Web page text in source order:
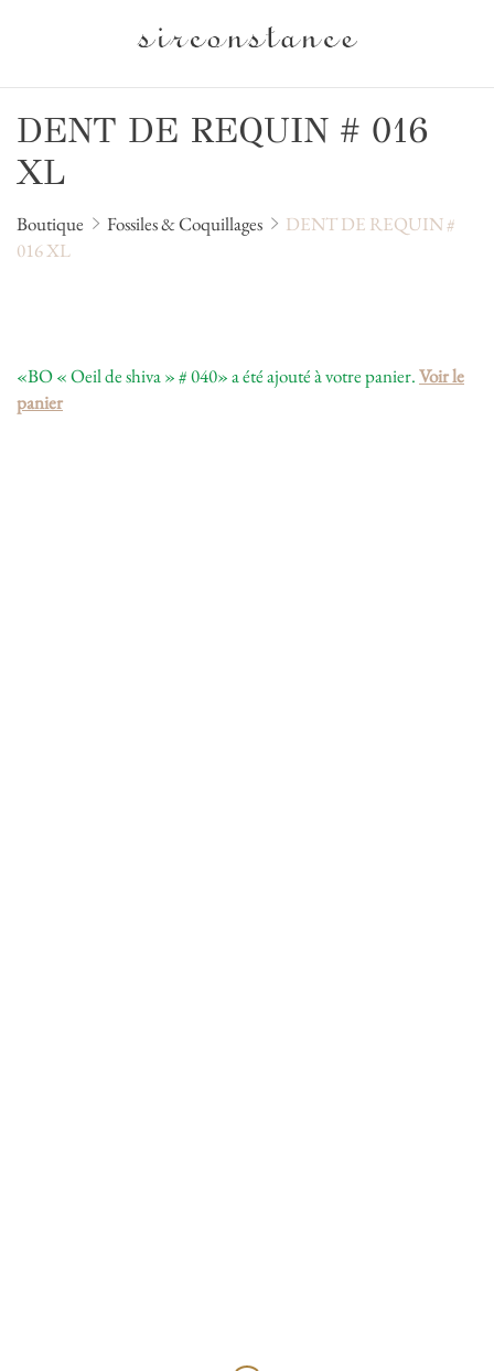
DENT DE REQUIN # 016
XL
Boutique Fossiles & Coquillages
DENT DE REQUIN #
016 XL
«BO « Oeil de shiva » # 040» a été ajouté à votre panier.Voir le
panier